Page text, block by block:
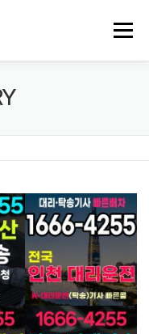
메뉴
국 탁송기사